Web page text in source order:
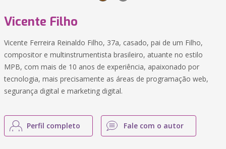
Vicente Filho
Vicente Ferreira Reinaldo Filho, 37a, casado, pai de um Filho,
compositor e multinstrumentista brasileiro, atuante no estilo
MPB, com mais de 10 anos de experiência, apaixonado por
tecnologia, mais precisamente as áreas de programação web,
segurança digital e marketing digital.
Perfil completo Fale com o autor